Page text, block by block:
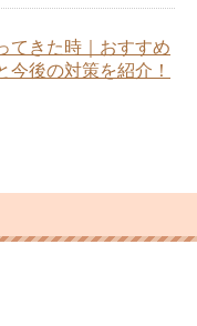
てきた時｜おすすめ
今後の対策を紹介！